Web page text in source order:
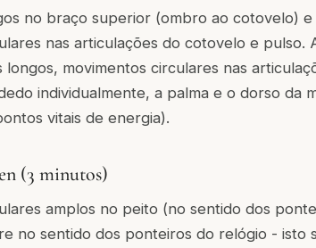
no braço superior (ombro ao cotovelo)
nas articulações do cotovelo e pulso.
longos, movimentos circulares nas
individualmente, a palma e o dorso da
vitais de energia).
(3 minutos)
amplos no peito (no sentido dos
no sentido dos ponteiros do relógio - isto